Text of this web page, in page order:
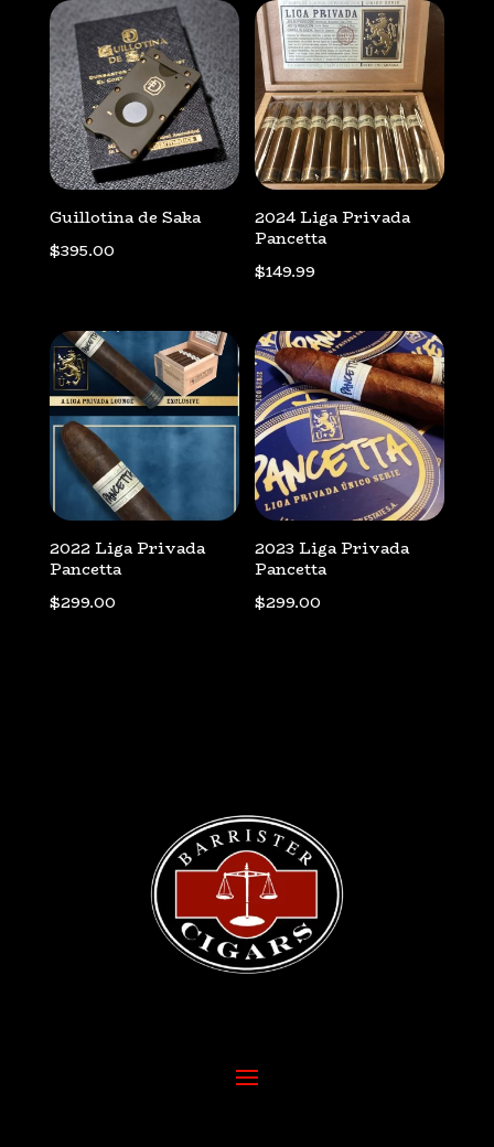
Guillotina de Saka
$395.00
2024 Liga Privada
Pancetta
$149.99
2022 Liga Privada
Pancetta
$299.00
2023 Liga Privada
Pancetta
$299.00